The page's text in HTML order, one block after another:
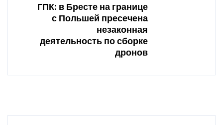
ГПК: в Бресте на границе
с Польшей пресечена
незаконная
деятельность по сборке
дронов